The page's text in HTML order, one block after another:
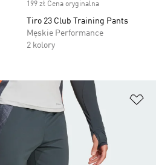
199 zł Cena oryginalna
Tiro 23 Club Training Pants
Męskie Performance
2 kolory